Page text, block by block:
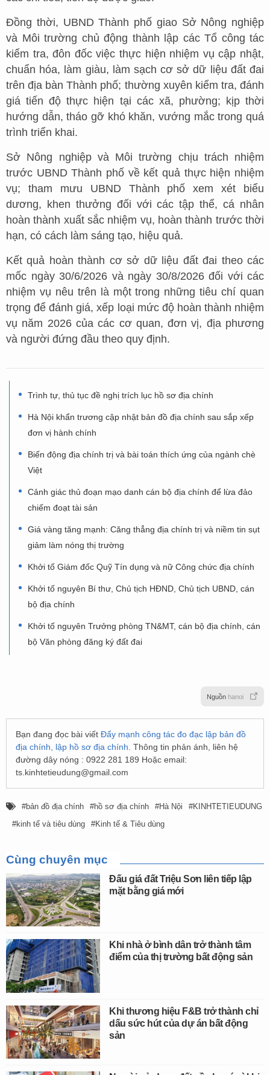
Đồng thời, UBND Thành phố giao Sở Nông nghiệp
và Môi trường chủ động thành lập các Tổ công tác
kiểm tra, đôn đốc việc thực hiện nhiệm vụ cập nhật,
chuẩn hóa, làm giàu, làm sạch cơ sở dữ liệu đất đai
trên địa bàn Thành phố; thường xuyên kiểm tra, đánh
giá tiến độ thực hiện tại các xã, phường; kịp thời
hướng dẫn, tháo gỡ khó khăn, vướng mắc trong quá
trình triển khai.
Sở Nông nghiệp và Môi trường chịu trách nhiệm
trước UBND Thành phố về kết quả thực hiện nhiệm
vụ; tham mưu UBND Thành phố xem xét biểu
dương, khen thưởng đối với các tập thể, cá nhân
hoàn thành xuất sắc nhiệm vụ, hoàn thành trước thời
hạn, có cách làm sáng tạo, hiệu quả.
Kết quả hoàn thành cơ sở dữ liệu đất đai theo các
mốc ngày 30/6/2026 và ngày 30/8/2026 đối với các
nhiệm vụ nêu trên là một trong những tiêu chí quan
trọng để đánh giá, xếp loại mức độ hoàn thành nhiệm
vụ năm 2026 của các cơ quan, đơn vị, địa phương
và người đứng đầu theo quy định.
Trình tự, thủ tục đề nghị trích lục hồ sơ địa chính
Hà Nội khẩn trương cập nhật bản đồ địa chính sau sắp xếp
đơn vị hành chính
Biến động địa chính trị và bài toán thích ứng của ngành chè
Việt
Cảnh giác thủ đoạn mạo danh cán bộ địa chính để lừa đảo
chiếm đoạt tài sản
Giá vàng tăng mạnh: Căng thẳng địa chính trị và niềm tin sụt
giảm làm nóng thị trường
Khởi tố Giám đốc Quỹ Tín dụng và nữ Công chức địa chính
Khởi tố nguyên Bí thư, Chủ tịch HĐND, Chủ tịch UBND, cán
bộ địa chính
Khởi tố nguyên Trưởng phòng TN&MT, cán bộ địa chính, cán
bộ Văn phòng đăng ký đất đai
Nguồn hanoi
Bạn đang đọc bài viết Đẩy mạnh công tác đo đạc lập bản đồ
địa chính, lập hồ sơ địa chính . Thông tin phản ánh, liên hệ
đường dây nóng : 0922 281 189 Hoặc email:
ts.kinhtetieudung@gmail.com
bản đồ địa chính hồ sơ địa chính Hà Nội
KINHTETIEUDUNG
kinh tế và tiêu dùng
Kinh tế & Tiêu dùng
Cùng chuyên mục
Đấu giá đất Triệu Sơn liên tiếp lập
mặt bằng giá mới
Khi nhà ở bình dân trở thành tâm
điểm của thị trường bất động sản
Khi thương hiệu F&B trở thành chỉ
dấu sức hút của dự án bất động
sản